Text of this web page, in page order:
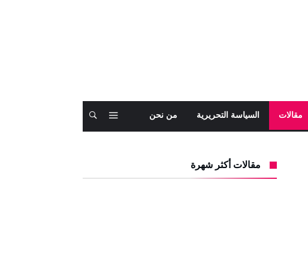
مقالات السياسة التحريرية من نحن
مقالات أكثر شهرة